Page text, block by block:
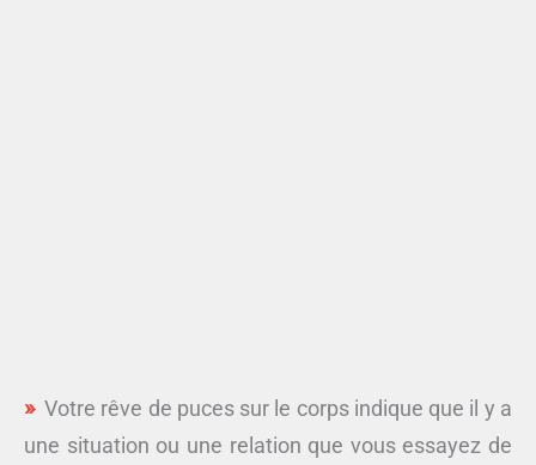
Votre rêve de puces sur le corps indique que il y a
une situation ou une relation que vous essayez de